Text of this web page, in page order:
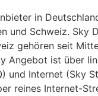
in
und Schweiz. Sky
gehören seit
Angebot ist über
und Internet (Sky
reines Internet-